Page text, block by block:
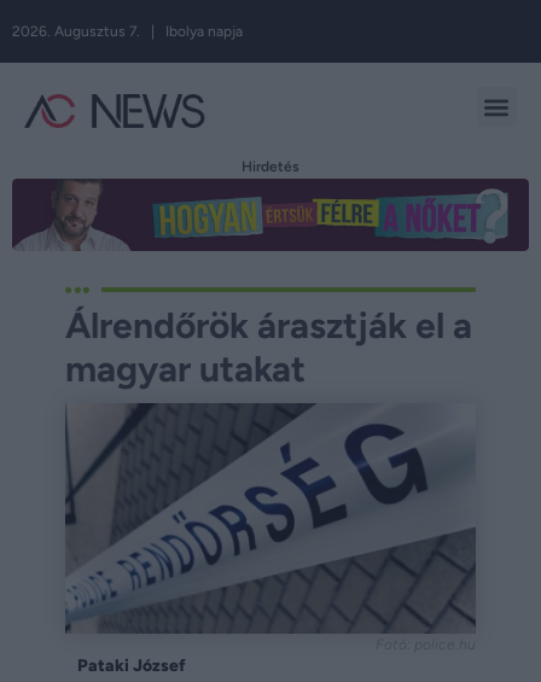
2026. Augusztus 7. | Ibolya napja
Hirdetés
Álrendőrök árasztják el a
magyar utakat
Pataki József